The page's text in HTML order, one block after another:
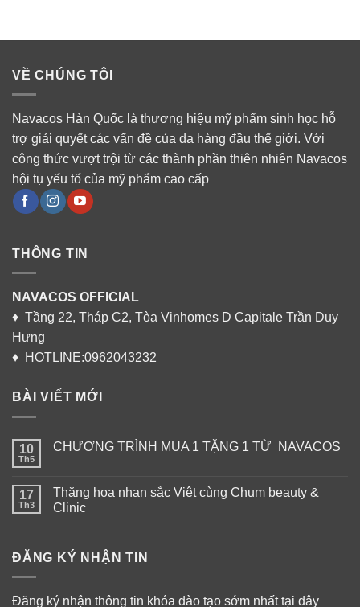
VỀ CHÚNG TÔI
Navacos Hàn Quốc là thương hiệu mỹ phẩm sinh học hỗ
trợ giải quyết các vấn đề của da hàng đầu thế giới. Với
công thức vượt trội từ các thành phần thiên nhiên Navacos
hội tụ yếu tố của mỹ phẩm cao cấp
THÔNG TIN
NAVACOS OFFICIAL
♦ Tầng 22, Tháp C2, Tòa Vinhomes D Capitale Trần Duy
Hưng
♦ HOTLINE:0962043232
BÀI VIẾT MỚI
10
Th5
CHƯƠNG TRÌNH MUA 1 TẶNG 1 TỪ NAVACOS
17
Th3
Thăng hoa nhan sắc Việt cùng Chum beauty &
Clinic
ĐĂNG KÝ NHẬN TIN
Đăng ký nhận thông tin khóa đào tạo sớm nhất tại đây